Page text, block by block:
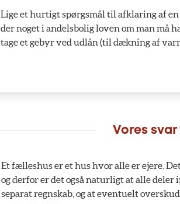
Lige et hurtigt spørgsmål til afklaring af
der noget i andelsbolig loven om man må
tage et gebyr ved udlån (til dækning af
Vores svar
Et fælleshus er et hus hvor alle er ejere.
og derfor er det også naturligt at alle
separat regnskab, og at eventuelt